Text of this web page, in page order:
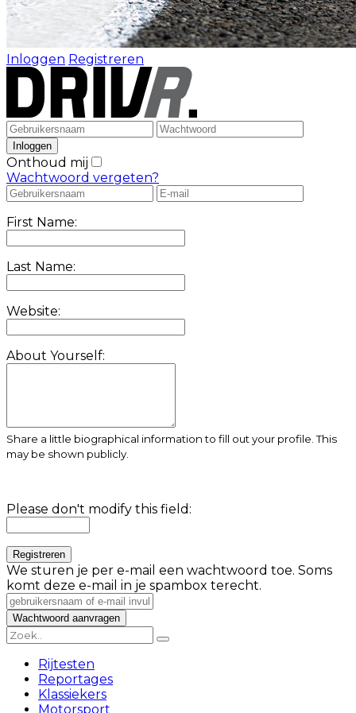
Inloggen Registreren
Onthoud mij
Wachtwoord vergeten?
First Name:
Last Name:
Website:
About Yourself:
Share a little biographical information to fill out your profile. This
may be shown publicly.
Please don't modify this field:
We sturen je per e-mail een wachtwoord toe. Soms
komt deze e-mail in je spambox terecht.
Rijtesten
Reportages
Klassiekers
Motorsport